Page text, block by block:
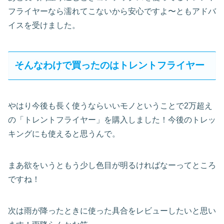
フライヤーなら濡れてこないから安心ですよ〜ともアドバ
イスを受けました。
そんなわけで買ったのはトレントフライヤー
やはり今後も長く使うならいいモノということで2万超え
の「トレントフライヤー」を購入しました！今後のトレッ
キングにも使えると思うんで。
まあ欲をいうともう少し色目が明るければなーってところ
ですね！
次は雨が降ったときに使った具合をレビューしたいと思い